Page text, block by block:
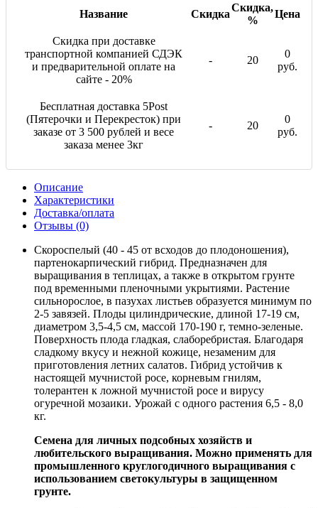
Название Скидка
Скидка,
%
Цена
Скидка при доставке
транспортной компанией СДЭК
и предварительной оплате на
сайте - 20%
- 20
0
руб.
Бесплатная доставка 5Post
(Пятерочки и Перекресток) при
заказе от 3 500 рублей и весе
заказа менее 3кг
- 20
0
руб.
Описание
Характеристики
Доставка/оплата
Отзывы (0)
Скороспелый (40 - 45 от всходов до плодоношения),
партенокарпический гибрид. Предназначен для
выращивания в теплицах, а также в открытом грунте
под временными пленочными укрытиями. Растение
сильнорослое, в пазухах листьев образуется минимум по
2-5 завязей. Плоды цилиндрические, длиной 17-19 см,
диаметром 3,5-4,5 см, массой 170-190 г, темно-зеленые.
Поверхность плода гладкая, слаборебристая. Благодаря
сладкому вкусу и нежной кожице, незаменим для
приготовления летних салатов. Гибрид устойчив к
настоящей мучнистой росе, корневым гнилям,
толерантен к ложной мучнистой росе и вирусу
огуречной мозаики. Урожай с одного растения 6,5 - 8,0
кг.
Семена для личных подсобных хозяйств и
любительского выращивания. Можно применять для
промышленного круглогодичного выращивания с
использованием светокультуры в защищенном
грунте.